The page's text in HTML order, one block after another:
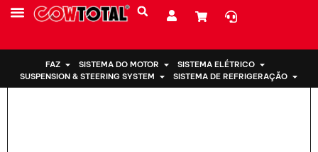
FAZ SISTEMA DO MOTOR
SISTEMA ELÉTRICO
SUSPENSION & STEERING SYSTEM
SISTEMA DE REFRIGERAÇÃO
> Suporte de motor GG9Z-6068-A para Ford